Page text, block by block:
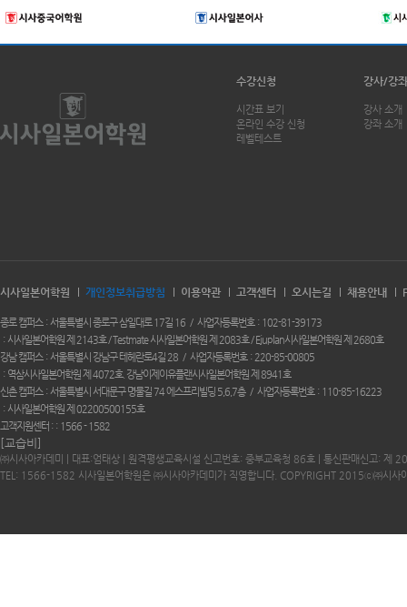
수강신청
시간표 보기
온라인 수강 신청
레벨테스트
강사/강좌
강사 소개
강좌 소개
시사일본어학원 개인정보취급방침 이용약관 고객센터 오시는길 채용안내
종로 캠퍼스 서울특별시 종로구 삼일대로 17길 16 사업자등록번호
102-81-39173
시사일본어학원 제 2143호 / Testmate 시사일본어학원 제 2083호 / Ejuplan시사일본어학원 제 2680호
강남 캠퍼스
서울특별시 강남구 테헤란로4길 28 사업자등록번호
220-85-00805
역삼시사일본어학원 제 4072호. 강남이제이유플랜시사일본어학원 제 8941호
신촌 캠퍼스
서울특별시 서대문구 명물길 74 에스프리빌딩 5,6,7층 사업자등록번호
110-85-16223
시사일본어학원 제 02200500155호
고객지원센터 :
1566 - 1582
[교습비]
㈜시사아카데미 | 대표:엄태상 | 원격평생교육시설 신고번호: 중부교육청 86호 | 통신판매신고: 제
TEL: 1566-1582 시사일본어학원은 ㈜시사아카데미가 직영합니다. COPYRIGHT 2015ⓒ㈜시사